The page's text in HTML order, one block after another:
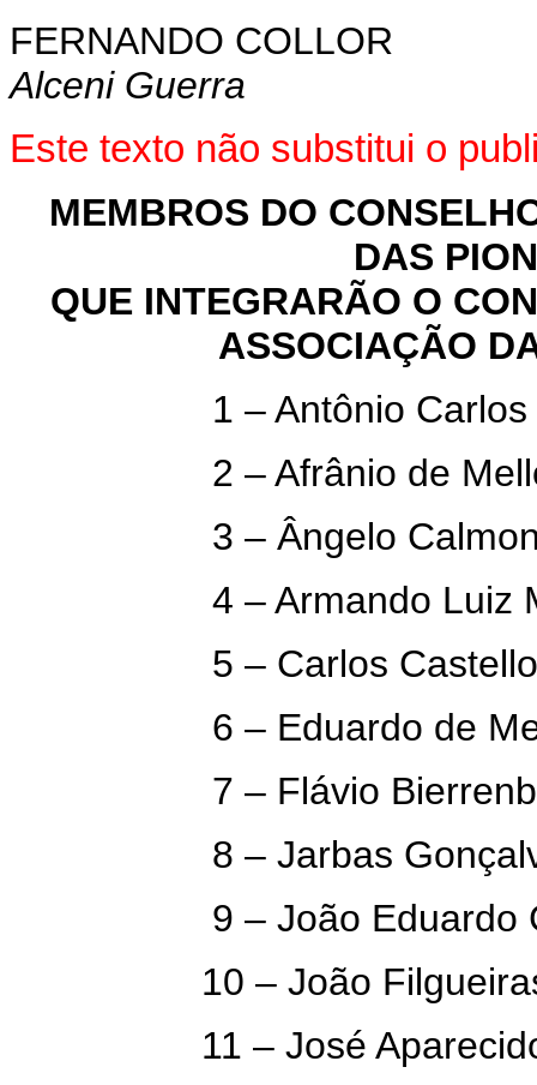
FERNANDO COLLOR
Alceni Guerra
Este texto não substitui o
MEMBROS DO
DAS
QUE INTEGRARÃO O
ASSOCIAÇÃO
1 – Antônio
2 – Afrânio de
3 – Ângelo
4 – Armando Luiz
5 – Carlos
6 – Eduardo de
7 – Flávio
8 – Jarbas
9 – João Eduardo
10 – João
11 – José